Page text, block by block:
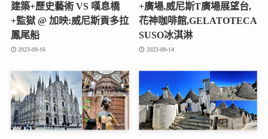
建築+歷史藝術 VS 嘆息橋
+監獄 @ 加映:威尼斯貢多拉
鳳尾船
2023-09-16
+廣場,威尼斯T廣場展望台,
花神咖啡館,GELATOTECA
SUSO冰淇淋
2023-09-14